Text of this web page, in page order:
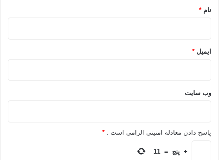
نام *
ایمیل *
وب‌ سایت
پاسخ دادن معادله امنیتی الزامی است . *
+ پنج =
11